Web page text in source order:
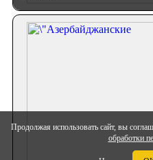
Продолжая использовать сайт, вы
обработки